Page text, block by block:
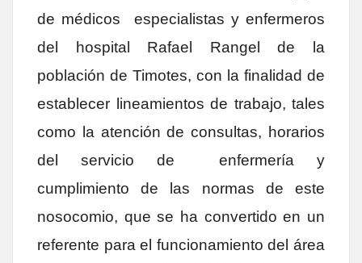
de médicos especialistas y enfermeros
del hospital Rafael Rangel de la
población de Timotes, con la finalidad de
establecer lineamientos de trabajo, tales
como la atención de consultas, horarios
del servicio de enfermería y
cumplimiento de las normas de este
nosocomio, que se ha convertido en un
referente para el funcionamiento del área